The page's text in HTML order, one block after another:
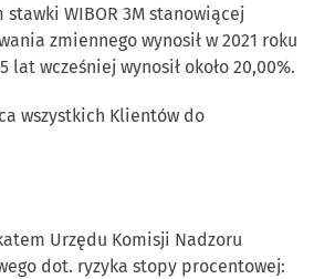
stawki WIBOR 3M stanowiącej
zmiennego wynosił w 2021 roku
lat wcześniej wynosił około 20,00%.
wszystkich Klientów do
Urzędu Komisji Nadzoru
dot. ryzyka stopy procentowej: